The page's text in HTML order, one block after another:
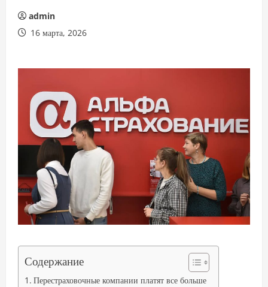
admin
16 марта, 2026
Содержание
Перестраховочные компании платят все больше